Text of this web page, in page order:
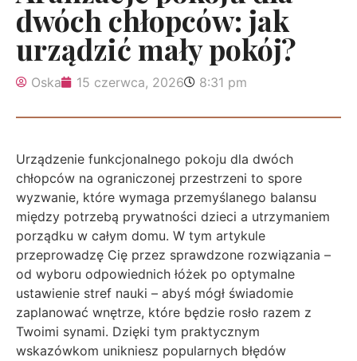
dwóch chłopców: jak
urządzić mały pokój?
Oska 15 czerwca, 2026 8:31 pm
Urządzenie funkcjonalnego pokoju dla dwóch
chłopców na ograniczonej przestrzeni to spore
wyzwanie, które wymaga przemyślanego balansu
między potrzebą prywatności dzieci a utrzymaniem
porządku w całym domu. W tym artykule
przeprowadzę Cię przez sprawdzone rozwiązania –
od wyboru odpowiednich łóżek po optymalne
ustawienie stref nauki – abyś mógł świadomie
zaplanować wnętrze, które będzie rosło razem z
Twoimi synami. Dzięki tym praktycznym
wskazówkom unikniesz popularnych błędów